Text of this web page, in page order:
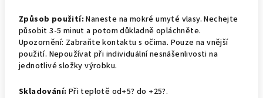
Způsob použití: Naneste na mokré umyté vlasy. Nechejte
působit 3-5 minut a potom důkladně opláchněte.
Upozornění: Zabraňte kontaktu s očima. Pouze na vnější
použití. Nepoužívat při individuální nesnášenlivosti na
jednotlivé složky výrobku.
Skladování: Při teplotě od+5? do +25?.